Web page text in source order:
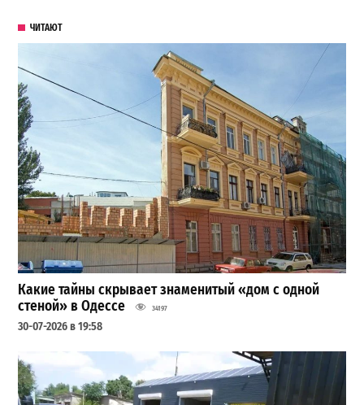
ЧИТАЮТ
Какие тайны скрывает знаменитый «дом с одной
стеной» в Одессе
34197
30-07-2026 в 19:58